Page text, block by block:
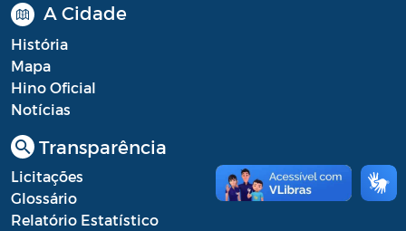
A Cidade
História
Mapa
Hino Oficial
Notícias
Transparência
Licitações
Glossário
Relatório Estatístico